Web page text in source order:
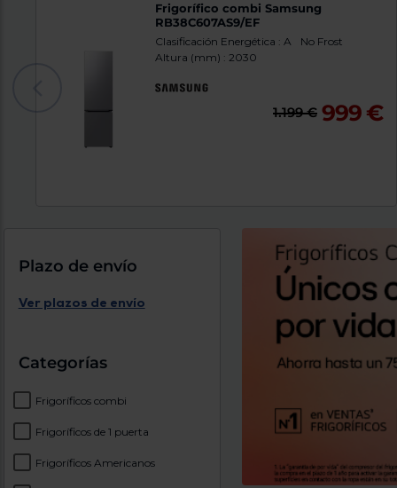
Frigorífico combi Samsung
RB38C607AS9/EF
Clasificación Energética : A
No Frost
Altura (mm) : 2030
1.199 € 999 €
Plazo de envío
Ver plazos de envío
Categorías
Frigoríficos combi
Frigoríficos de 1 puerta
Frigoríficos Americanos